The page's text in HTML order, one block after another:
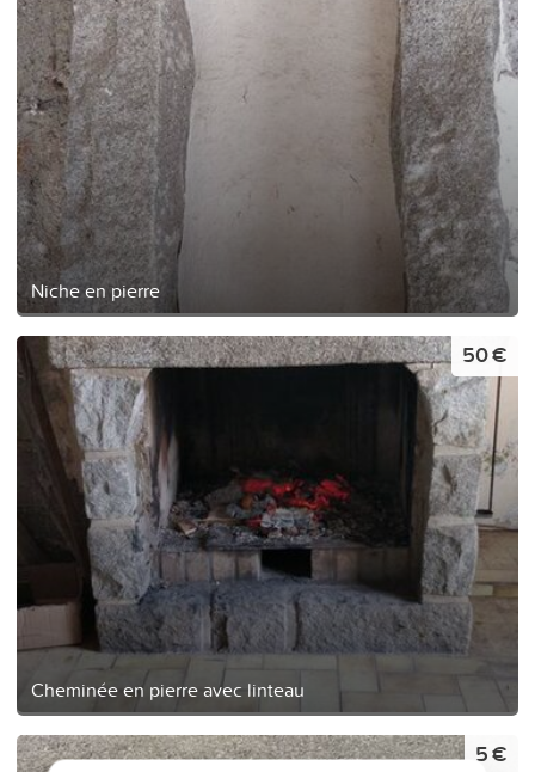
Niche en pierre
Cheminée en pierre avec linteau
50 €
5 €